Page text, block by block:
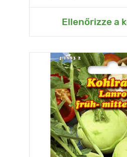
Ellenőrizze a